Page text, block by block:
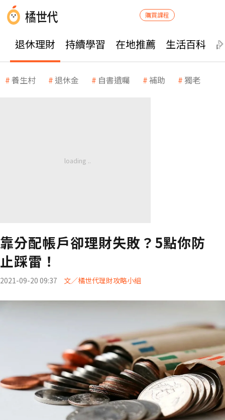
購買課程
退休理財 持續學習 在地推薦 生活百科
養生村 退休金 自書遺囑 補助 獨老
靠分配帳戶卻理財失敗？5點你防
止踩雷！
2021-09-20 09:37 文／橘世代理財攻略小組